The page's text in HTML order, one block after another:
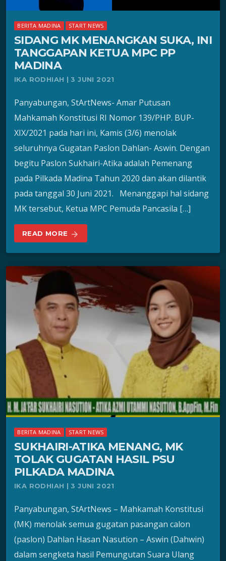
BERITA MADINA START NEWS
SIDANG MK MENANGKAN SUKA, INI
TANGGAPAN KETUA MPC PP
MADINA
IKA RODHIAH | 3 JUNI 2021
Panyabungan, StArtNews- Amar Putusan
Mahkamah Konstitusi RI Nomor 139/PHP. BUP-
XIX/2021 pada hari ini, Kamis (3/6) menolak
seluruhnya Gugatan Paslon Dahlan- Aswin. Dengan
begitu Paslon Sukhairi-Atika adalah Pemenang
pada Pilkada Madina Tahun 2020 dan akan dilantik
pada tanggal 30 Juni 2021. Menanggapi hal sidang
MK tersebut, Ketua MPC Pemuda Pancasila […]
READ MORE arrow_forward
BERITA MADINA START NEWS
SUKHAIRI-ATIKA MENANG, MK
TOLAK GUGATAN HASIL PSU
PILKADA MADINA
IKA RODHIAH | 3 JUNI 2021
Panyabungan, StArtNews – Mahkamah Konstitusi
(MK) menolak semua gugatan pasangan calon
(paslon) Dahlan Hasan Nasution – Aswin (Dahwin)
dalam sengketa hasil Pemungutan Suara Ulang